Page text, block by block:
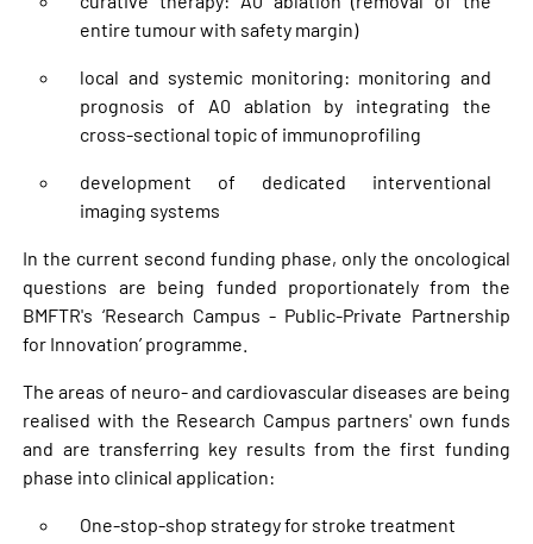
entire tumour with safety margin)
local and systemic monitoring: monitoring and
prognosis of A0 ablation by integrating the
cross-sectional topic of immunoprofiling
development of dedicated interventional
imaging systems
In the current second funding phase, only the oncological
questions are being funded proportionately from the
BMFTR's ‘Research Campus - Public-Private Partnership
for Innovation’ programme.
The areas of neuro- and cardiovascular diseases are being
realised with the Research Campus partners' own funds
and are transferring key results from the first funding
phase into clinical application:
One-stop-shop strategy for stroke treatment